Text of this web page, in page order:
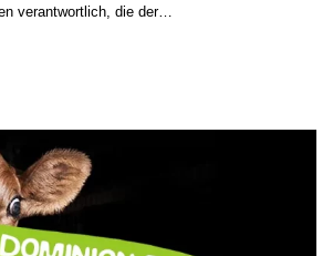
verantwortlich, die der…